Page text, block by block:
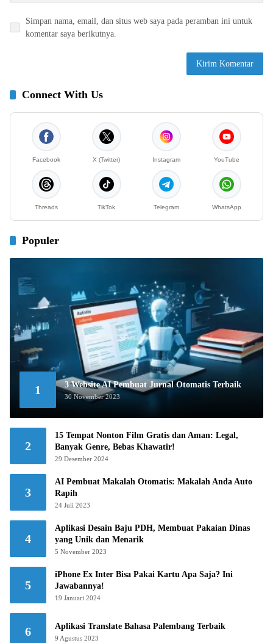
Simpan nama, email, dan situs web saya pada peramban ini untuk
komentar saya berikutnya.
Connect With Us
Facebook X (Twitter) Instagram YouTube
Threads TikTok Telegram WhatsApp
Populer
1 3 Website AI Pembuat Jurnal Otomatis Terbaik
30 November 2023
2
15 Tempat Nonton Film Gratis dan Aman: Legal,
Banyak Genre, Bebas Khawatir!
29 Desember 2024
3
AI Pembuat Makalah Otomatis: Makalah Anda Auto
Rapih
24 Juli 2023
4
Aplikasi Desain Baju PDH, Membuat Pakaian Dinas
yang Unik dan Menarik
5 November 2023
5
iPhone Ex Inter Bisa Pakai Kartu Apa Saja? Ini
Jawabannya!
19 Januari 2024
6 Aplikasi Translate Bahasa Palembang Terbaik
9 Agustus 2023